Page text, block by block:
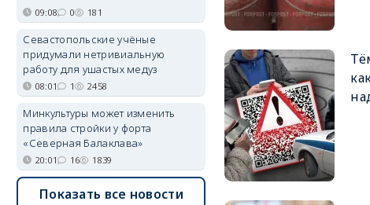
09:08 0 181
Севастопольские учёные
придумали нетривиальную
работу для ушастых медуз
08:01 1 2458
Минкультуры может изменить
правила стройки у форта
«Северная Балаклава»
20:01 16 1839
Показать все новости